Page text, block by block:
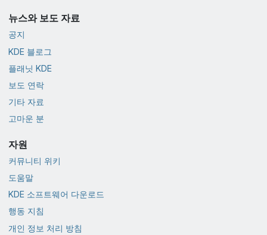
뉴스와 보도 자료
공지
KDE 블로그
플래닛 KDE
보도 연락
기타 자료
고마운 분
자원
커뮤니티 위키
도움말
KDE 소프트웨어 다운로드
행동 지침
개인 정보 처리 방침